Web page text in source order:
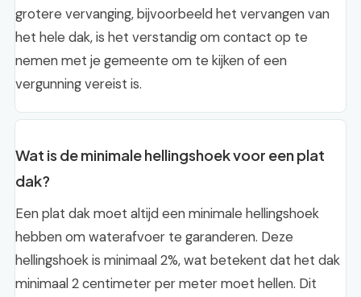
grotere vervanging, bijvoorbeeld het vervangen van
het hele dak, is het verstandig om contact op te
nemen met je gemeente om te kijken of een
vergunning vereist is.
Wat is de minimale hellingshoek voor een plat
dak?
Een plat dak moet altijd een minimale hellingshoek
hebben om waterafvoer te garanderen. Deze
hellingshoek is minimaal 2%, wat betekent dat het dak
minimaal 2 centimeter per meter moet hellen. Dit